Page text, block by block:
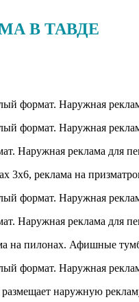
В ТАВДЕ
размещает наружную